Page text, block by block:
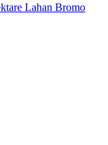
Lahan Bromo